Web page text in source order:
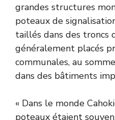
grandes structures
poteaux de
taillés dans des troncs
généralement placés
communales, au
dans des bâtiments
« Dans le monde
poteaux étaient